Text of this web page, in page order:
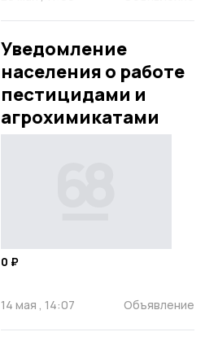
Уведомление
населения о работе
пестицидами и
агрохимикатами
0 ₽
14 мая , 14:07 Объявление